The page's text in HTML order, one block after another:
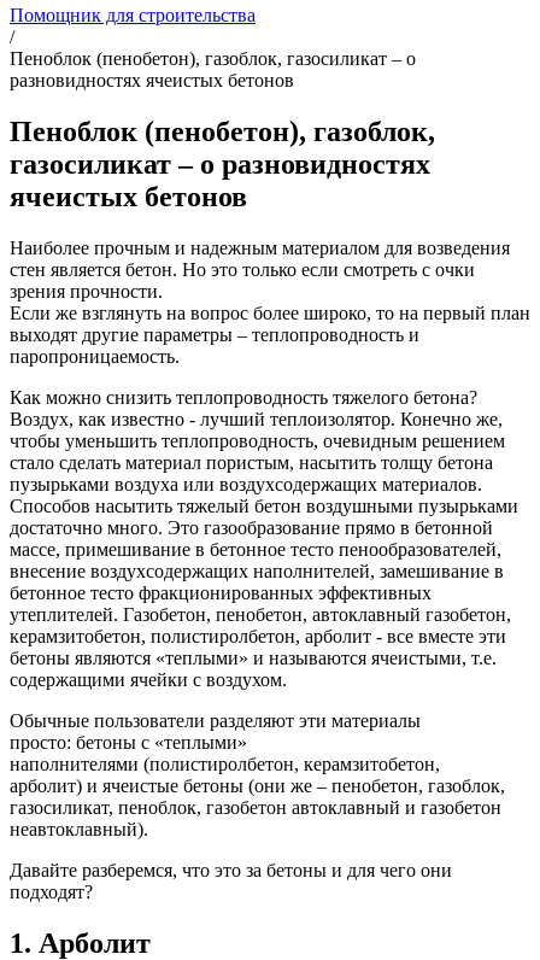
Помощник для строительства
/
Пеноблок (пенобетон), газоблок, газосиликат – о
разновидностях ячеистых бетонов
Пеноблок (пенобетон), газоблок,
газосиликат – о разновидностях
ячеистых бетонов
Наиболее прочным и надежным материалом для возведения
стен является бетон. Но это только если смотреть с очки
зрения прочности.
Если же взглянуть на вопрос более широко, то на первый план
выходят другие параметры – теплопроводность и
паропроницаемость.
Как можно снизить теплопроводность тяжелого бетона?
Воздух, как известно - лучший теплоизолятор. Конечно же,
чтобы уменьшить теплопроводность, очевидным решением
стало сделать материал пористым, насытить толщу бетона
пузырьками воздуха или воздухсодержащих материалов.
Способов насытить тяжелый бетон воздушными пузырьками
достаточно много. Это газообразование прямо в бетонной
массе, примешивание в бетонное тесто пенообразователей,
внесение воздухсодержащих наполнителей, замешивание в
бетонное тесто фракционированных эффективных
утеплителей. Газобетон, пенобетон, автоклавный газобетон,
керамзитобетон, полистиролбетон, арболит - все вместе эти
бетоны являются «теплыми» и называются ячеистыми, т.е.
содержащими ячейки с воздухом.
Обычные пользователи разделяют эти материалы
просто: бетоны с «теплыми»
наполнителями (полистиролбетон, керамзитобетон,
арболит) и ячеистые бетоны (они же – пенобетон, газоблок,
газосиликат, пеноблок, газобетон автоклавный и газобетон
неавтоклавный).
Давайте разберемся, что это за бетоны и для чего они
подходят?
1. Арболит